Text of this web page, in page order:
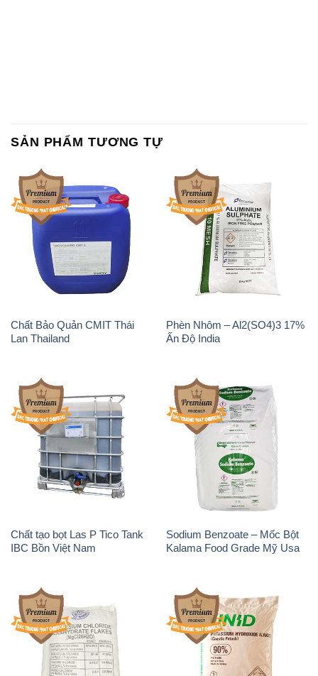
SẢN PHẨM TƯƠNG TỰ
Chất Bảo Quản CMIT Thái
Lan Thailand
Phèn Nhôm – Al2(SO4)3 17%
Ấn Độ India
Chất tạo bọt Las P Tico Tank
IBC Bồn Việt Nam
Sodium Benzoate – Mốc Bột
Kalama Food Grade Mỹ Usa